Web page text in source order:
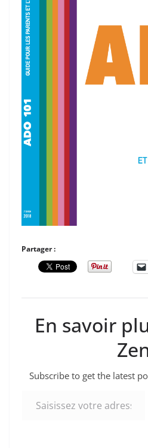
Partager :
En savoir
Subscribe to get the latest